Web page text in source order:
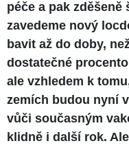
péče a pak zděšeně
zavedeme nový
bavit až do doby,
dostatečné
ale vzhledem k
zemích budou nyní
vůči současným
klidně i další rok.